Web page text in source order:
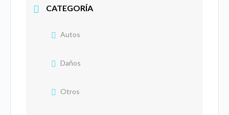
CATEGORÍA
Autos
Daños
Otros